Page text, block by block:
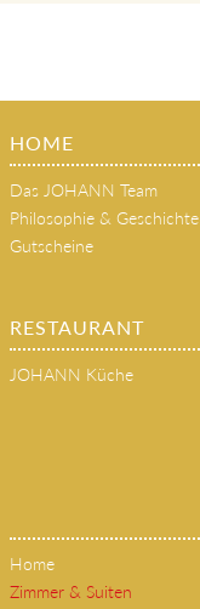
Das JOHANN Team
Philosophie & Geschichte
Home